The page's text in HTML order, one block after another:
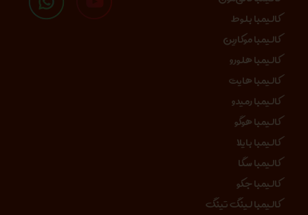
کالیمبا بلوط
کالیمبا موکارین
کالیمبا هلورو
کالیمبا هایت
کالیمبا رمیدو
کالیمبا هوگو
کالیمبا بایلا
کالیمبا سگا
کالیمبا جکو
کالیمبا لینگ تینگ